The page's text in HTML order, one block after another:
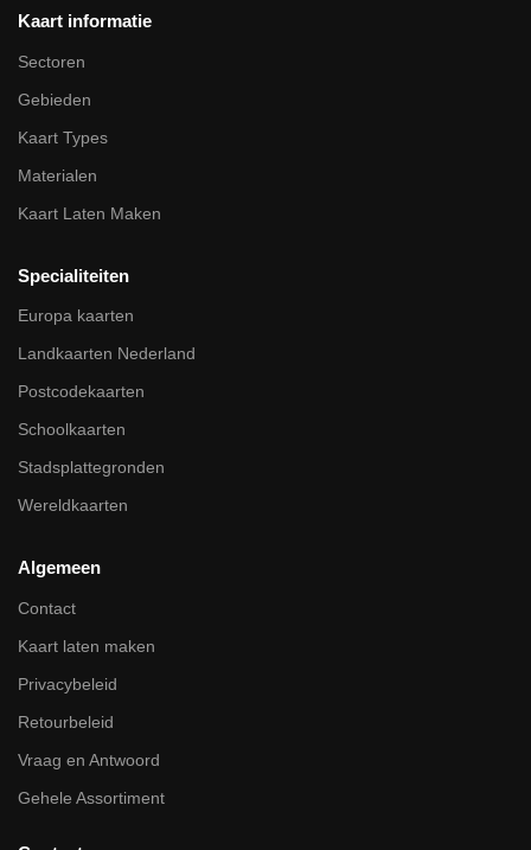
Kaart informatie
Sectoren
Gebieden
Kaart Types
Materialen
Kaart Laten Maken
Specialiteiten
Europa kaarten
Landkaarten Nederland
Postcodekaarten
Schoolkaarten
Stadsplattegronden
Wereldkaarten
Algemeen
Contact
Kaart laten maken
Privacybeleid
Retourbeleid
Vraag en Antwoord
Gehele Assortiment